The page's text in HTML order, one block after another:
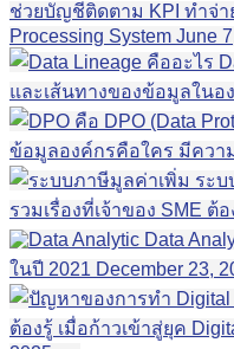
ช่วยบัญชีติดตาม KPI ทำจ่า
Processing System June
และเส้นทางของข้อมูลในอ
DPO (Data
ข้อมูลองค์กรคือใคร มีควา
ระบ
รวมเรื่องที่เจ้าของ SME ต้อ
Data
ในปี 2021 December 23,
ต้องรู้ เมื่อก้าวเข้าสู่ยุค